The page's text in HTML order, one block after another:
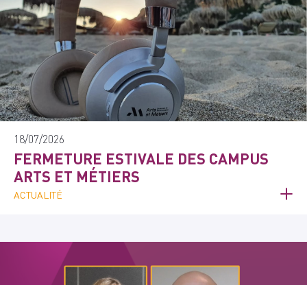
18/07/2026
FERMETURE ESTIVALE DES CAMPUS
ARTS ET MÉTIERS
ACTUALITÉ